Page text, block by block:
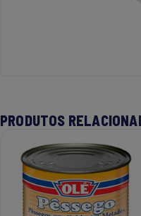
PRODUTOS